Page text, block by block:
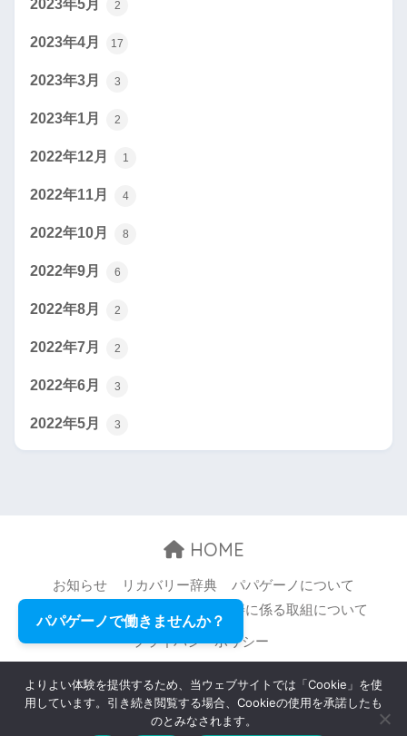
2023年5月 2
2023年4月 17
2023年3月 3
2023年1月 2
2022年12月 1
2022年11月 4
2022年10月 8
2022年9月 6
2022年8月 2
2022年7月 2
2022年6月 3
2022年5月 3
HOME
お知らせ リカバリー辞典
パパゲーノについて
職場環境等の改善に係る取組について
プライバシーポリシー
© 2026 Papageno,Inc. All rights reserved.
パパゲーノで働きませんか？
よりよい体験を提供するため、当ウェブサイトでは「Cookie」を使
用しています。引き続き閲覧する場合、Cookieの使用を承諾したも
のとみなされます。